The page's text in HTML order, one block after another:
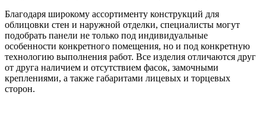
Благодаря широкому ассортименту конструкций для
облицовки стен и наружной отделки, специалисты могут
подобрать панели не только под индивидуальные
особенности конкретного помещения, но и под конкретную
технологию выполнения работ. Все изделия отличаются друг
от друга наличием и отсутствием фасок, замочными
креплениями, а также габаритами лицевых и торцевых
сторон.